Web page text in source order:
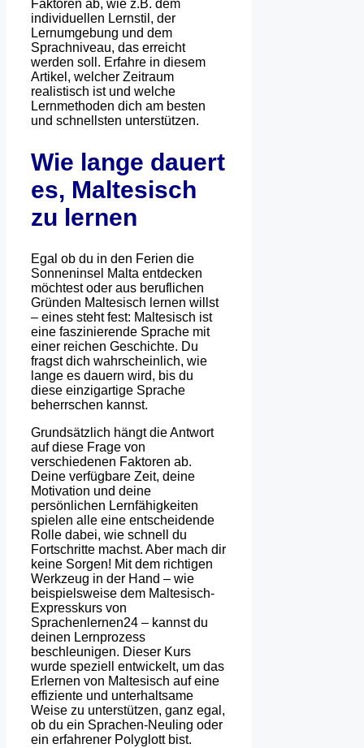
Faktoren ab, wie z.B. dem
individuellen Lernstil, der
Lernumgebung und dem
Sprachniveau, das erreicht
werden soll. Erfahre in diesem
Artikel, welcher Zeitraum
realistisch ist und welche
Lernmethoden dich am besten
und schnellsten unterstützen.
Wie lange dauert
es, Maltesisch
zu lernen
Egal ob du in den Ferien die
Sonneninsel Malta entdecken
möchtest oder aus beruflichen
Gründen Maltesisch lernen willst
– eines steht fest: Maltesisch ist
eine faszinierende Sprache mit
einer reichen Geschichte. Du
fragst dich wahrscheinlich, wie
lange es dauern wird, bis du
diese einzigartige Sprache
beherrschen kannst.
Grundsätzlich hängt die Antwort
auf diese Frage von
verschiedenen Faktoren ab.
Deine verfügbare Zeit, deine
Motivation und deine
persönlichen Lernfähigkeiten
spielen alle eine entscheidende
Rolle dabei, wie schnell du
Fortschritte machst. Aber mach dir
keine Sorgen! Mit dem richtigen
Werkzeug in der Hand – wie
beispielsweise dem Maltesisch-
Expresskurs von
Sprachenlernen24 – kannst du
deinen Lernprozess
beschleunigen. Dieser Kurs
wurde speziell entwickelt, um das
Erlernen von Maltesisch auf eine
effiziente und unterhaltsame
Weise zu unterstützen, ganz egal,
ob du ein Sprachen-Neuling oder
ein erfahrener Polyglott bist.